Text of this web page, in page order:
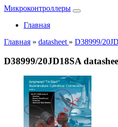
Микроконтроллеры
Главная
Главная » datasheet » D38999/
D38999/20JD18SA